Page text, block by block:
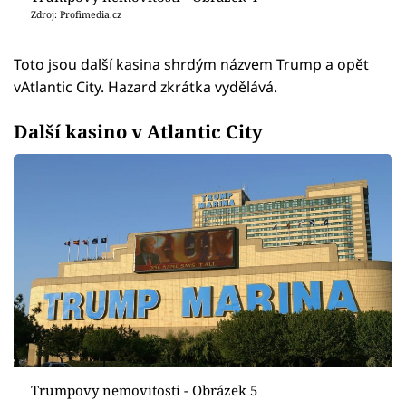
Zdroj: Profimedia.cz
Toto jsou další kasina shrdým názvem Trump a opět
vAtlantic City. Hazard zkrátka vydělává.
Další kasino v Atlantic City
Trumpovy nemovitosti - Obrázek 5